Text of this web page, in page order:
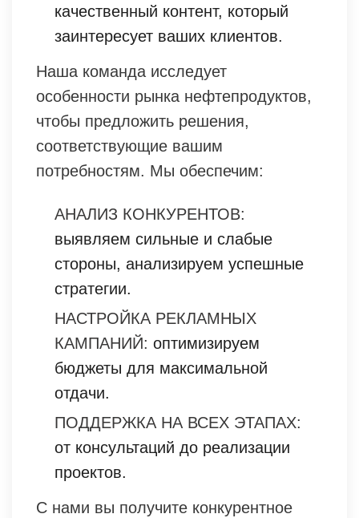
качественный контент, который
заинтересует ваших клиентов.
Наша команда исследует
особенности рынка нефтепродуктов,
чтобы предложить решения,
соответствующие вашим
потребностям. Мы обеспечим:
АНАЛИЗ КОНКУРЕНТОВ:
выявляем сильные и слабые
стороны, анализируем успешные
стратегии.
НАСТРОЙКА РЕКЛАМНЫХ
КАМПАНИЙ: оптимизируем
бюджеты для максимальной
отдачи.
ПОДДЕРЖКА НА ВСЕХ ЭТАПАХ:
от консультаций до реализации
проектов.
С нами вы получите конкурентное